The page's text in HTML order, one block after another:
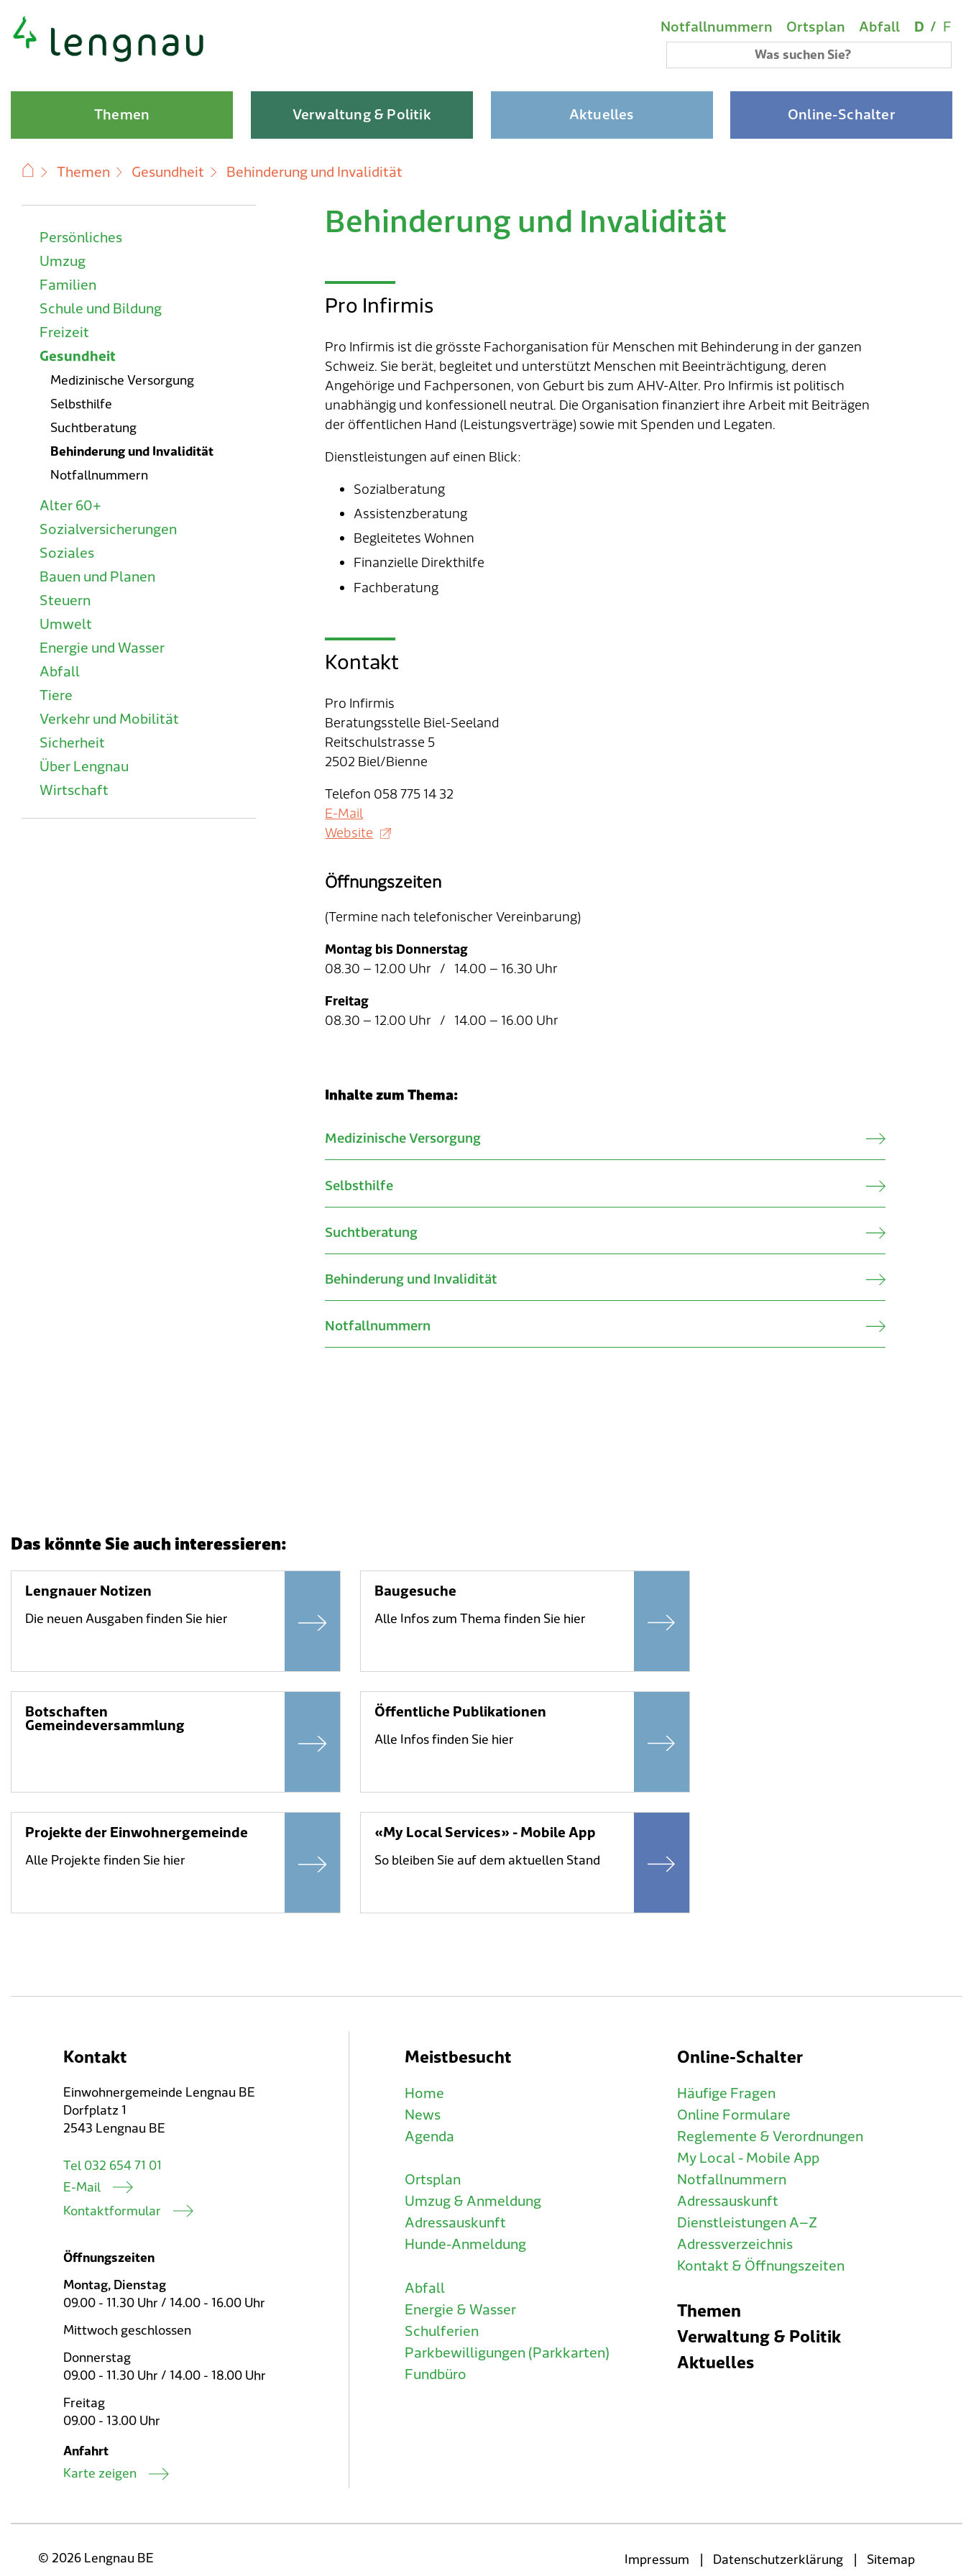
Schnellnavigation Metanavigation
Wichtige Links
Notfallnummern Ortsplan Abfall D / F
Hauptnavigation
Themen Verwaltung & Politik Aktuelles Online-Schalter
Themen Gesundheit Behinderung und Invalidität
Persönliches
Umzug
Familien
Schule und Bildung
Freizeit
Gesundheit
Medizinische Versorgung
Selbsthilfe
Suchtberatung
Behinderung und Invalidität
Notfallnummern
Alter 60+
Sozialversicherungen
Soziales
Bauen und Planen
Steuern
Umwelt
Energie und Wasser
Abfall
Tiere
Verkehr und Mobilität
Sicherheit
Über Lengnau
Wirtschaft
Skip
to
Behinderung und Invalidität
Pro Infirmis
Pro Infirmis ist die grösste Fachorganisation für Menschen mit Behinderung in der ganzen
Schweiz. Sie berät, begleitet und unterstützt Menschen mit Beeinträchtigung, deren
Angehörige und Fachpersonen, von Geburt bis zum AHV-Alter. Pro Infirmis ist politisch
unabhängig und konfessionell neutral. Die Organisation finanziert ihre Arbeit mit Beiträgen
der öffentlichen Hand (Leistungsverträge) sowie mit Spenden und Legaten.
Dienstleistungen auf einen Blick:
Sozialberatung
Assistenzberatung
Begleitetes Wohnen
Finanzielle Direkthilfe
Fachberatung
Kontakt
Pro Infirmis
Beratungsstelle Biel-Seeland
Reitschulstrasse 5
2502 Biel/Bienne
Telefon 058 775 14 32
E-Mail
Website
Öffnungszeiten
(Termine nach telefonischer Vereinbarung)
Montag bis Donnerstag
08.30 – 12.00 Uhr / 14.00 – 16.30 Uhr
Freitag
08.30 – 12.00 Uhr / 14.00 – 16.00 Uhr
Verwandte Inhalte
Inhalte zum Thema:
Medizinische Versorgung
Selbsthilfe
Suchtberatung
Behinderung und Invalidität
Notfallnummern
Das könnte Sie auch interessieren:
Lengnauer Notizen
Die neuen Ausgaben finden Sie hier
Baugesuche
Alle Infos zum Thema finden Sie hier
Botschaften
Gemeindeversammlung
Öffentliche Publikationen
Alle Infos finden Sie hier
Projekte der Einwohnergemeinde
Alle Projekte finden Sie hier
«My Local Services» - Mobile App
So bleiben Sie auf dem aktuellen Stand
Kontakt
Einwohnergemeinde Lengnau BE
Dorfplatz 1
2543 Lengnau BE
Tel 032 654 71 01
E-Mail
Kontaktformular
Öffnungszeiten
Montag, Dienstag
09.00 - 11.30 Uhr / 14.00 - 16.00 Uhr
Mittwoch geschlossen
Donnerstag
09.00 - 11.30 Uhr / 14.00 - 18.00 Uhr
Freitag
09.00 - 13.00 Uhr
Anfahrt
Karte zeigen
Meistbesucht
Home
News
Agenda
Ortsplan
Umzug & Anmeldung
Adressauskunft
Hunde-Anmeldung
Abfall
Energie & Wasser
Schulferien
Parkbewilligungen (Parkkarten)
Fundbüro
Online-Schalter
Häufige Fragen
Online Formulare
Reglemente & Verordnungen
My Local - Mobile App
Notfallnummern
Adressauskunft
Dienstleistungen A–Z
Adressverzeichnis
Kontakt & Öffnungszeiten
Themen
Verwaltung & Politik
Aktuelles
© 2026 Lengnau BE Impressum | Datenschutzerklärung | Sitemap